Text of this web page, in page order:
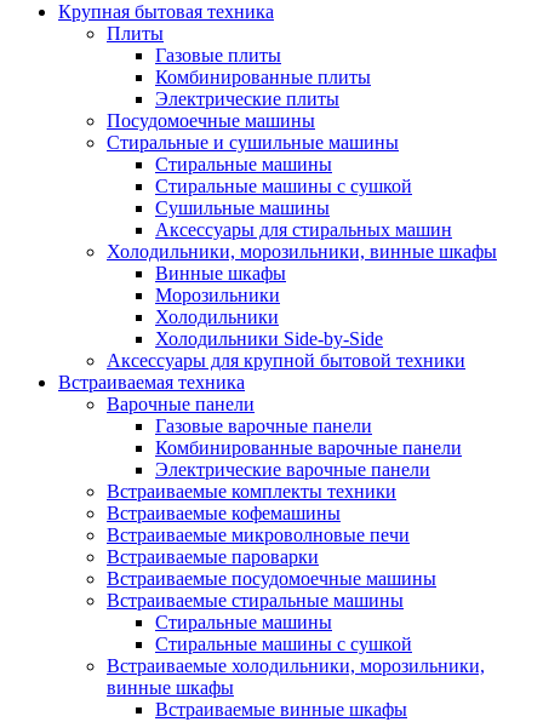
Крупная бытовая техника
Плиты
Газовые плиты
Комбинированные плиты
Электрические плиты
Посудомоечные машины
Стиральные и сушильные машины
Стиральные машины
Стиральные машины с сушкой
Сушильные машины
Аксессуары для стиральных машин
Холодильники, морозильники, винные шкафы
Винные шкафы
Морозильники
Холодильники
Холодильники Side-by-Side
Аксессуары для крупной бытовой техники
Встраиваемая техника
Варочные панели
Газовые варочные панели
Комбинированные варочные панели
Электрические варочные панели
Встраиваемые комплекты техники
Встраиваемые кофемашины
Встраиваемые микроволновые печи
Встраиваемые пароварки
Встраиваемые посудомоечные машины
Встраиваемые стиральные машины
Стиральные машины
Стиральные машины с сушкой
Встраиваемые холодильники, морозильники,
винные шкафы
Встраиваемые винные шкафы